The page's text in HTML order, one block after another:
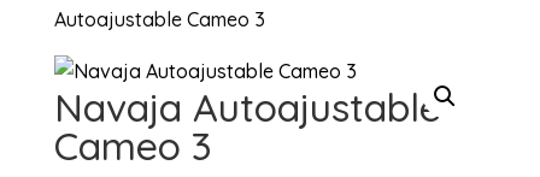
Autoajustable Cameo 3
Navaja Autoajustable
Cameo 3